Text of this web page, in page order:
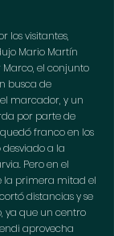
los visitantes,
Mario Martín
el conjunto
busca de
marcador, y un
por parte de
franco en los
a la
Pero en el
la primera mitad el
distancias y se
ya que un centro
aprovecha